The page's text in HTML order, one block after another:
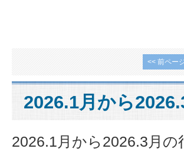
<< 前ペー
2026.1月から
2026.1月から2026.3月の